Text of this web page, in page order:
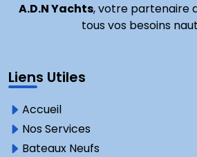
A.D.N Yachts, votre partenaire
tous vos besoins
Liens Utiles
Accueil
Nos Services
Bateaux Neufs